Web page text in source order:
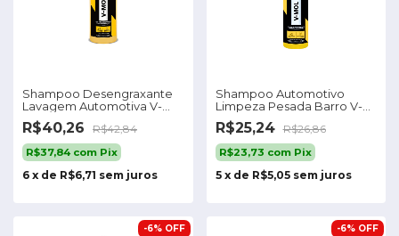
Shampoo Desengraxante
Lavagem Automotiva V-
mol Vonixx 1,5l
R$40,26 R$42,84
R$37,84 com Pix
6 x de R$6,71 sem juros
Shampoo Automotivo
Limpeza Pesada Barro V-
mol 500ml Vonixx
R$25,24 R$26,86
R$23,73 com Pix
5 x de R$5,05 sem juros
-6% OFF -6% OFF